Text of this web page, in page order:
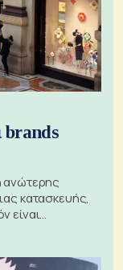
brands
ανώτερης
κατασκευής,
είναι